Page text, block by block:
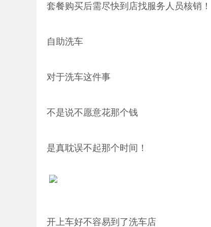
套餐购买后需尽快到店找服务人员核销！
自助洗车
对于洗车这件事
不是说不愿意花那个钱
是真耽误不起那个时间！
开上车好不容易到了洗车店